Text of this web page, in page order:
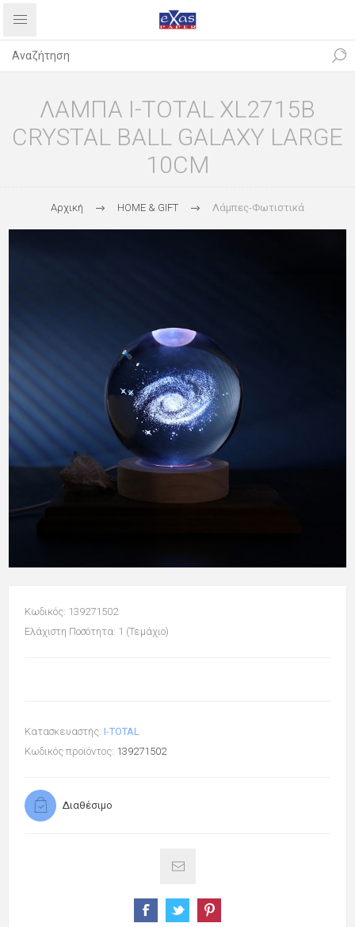
ΛΑΜΠΑ I-TOTAL XL2715B
CRYSTAL BALL GALAXY LARGE
10CM
Αρχική HOME & GIFT Λάμπες-Φωτιστικά
Κωδικός: 139271502
Ελάχιστη Ποσότητα: 1 (Τεμάχιο)
Κατασκευαστής: I-TOTAL
Κωδικός προϊόντος: 139271502
Διαθέσιμο